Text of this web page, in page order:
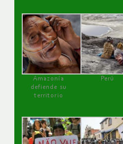
Amazonía
defiende su
territorio
Perú